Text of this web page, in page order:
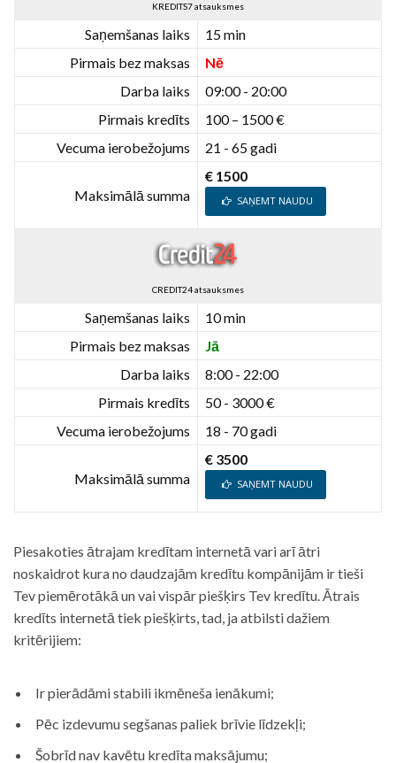
KREDITS7 atsauksmes
Saņemšanas laiks
15 min
Pirmais bez maksas
Nē
Darba laiks
09:00 - 20:00
Pirmais kredīts
100 – 1500 €
Vecuma ierobežojums
21 - 65 gadi
Maksimālā summa
€ 1500
SAŅEMT NAUDU
CREDIT24 atsauksmes
Saņemšanas laiks
10 min
Pirmais bez maksas
Jā
Darba laiks
8:00 - 22:00
Pirmais kredīts
50 - 3000 €
Vecuma ierobežojums
18 - 70 gadi
Maksimālā summa
€ 3500
SAŅEMT NAUDU
Piesakoties ātrajam kredītam internetā vari arī ātri
noskaidrot kura no daudzajām kredītu kompānijām ir tieši
Tev piemērotākā un vai vispār piešķirs Tev kredītu. Ātrais
kredīts internetā tiek piešķirts, tad, ja atbilsti dažiem
kritērijiem:
Ir pierādāmi stabili ikmēneša ienākumi;
Pēc izdevumu segšanas paliek brīvie līdzekļi;
Šobrīd nav kavētu kredīta maksājumu;